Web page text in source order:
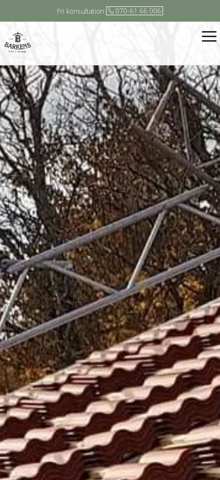
Fri konsultation 070-61 66 006